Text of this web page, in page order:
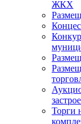
ЖКХ
Торги